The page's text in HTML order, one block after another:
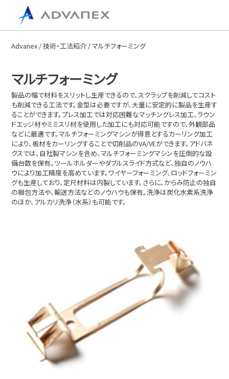
Advanex/技術・工法紹介/ マルチフォーミング
マルチフォーミング
製品の幅で材料をスリットし生産できるので、スクラップを削減してコスト
も削減できる工法です。金型は必要ですが、大量に安定的に製品を生産す
ることができます。プレス加工では対応困難なマッチングレス加工、ラウン
ドエッジ材やミミスリ材を使用した加工にも対応可能ですので、外観部品
などに最適です。マルチフォーミングマシンが得意とするカーリング加工
により、板材をカーリングすることで切削品のVA/VEができます。アドバネ
クスでは、自社製マシンを含め、マルチフォーミングマシンを圧倒的な設
備台数を保有。ツールホルダーやダブルスライド方式など、独自のノウハ
ウにより加工精度を高めています。ワイヤーフォーミング、ロッドフォーミン
グも生産しており、定尺材料は内製しています。さらに、からみ防止の独自
の梱包方法や、輸送方法などのノウハウも保有。洗浄は炭化水素系洗浄
のほか、アルカリ洗浄（水系）も可能です。